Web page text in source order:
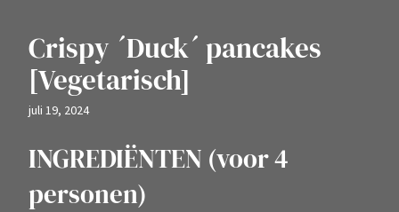
Crispy ´Duck´ pancakes
[Vegetarisch]
juli 19, 2024
INGREDIËNTEN (voor 4
personen)